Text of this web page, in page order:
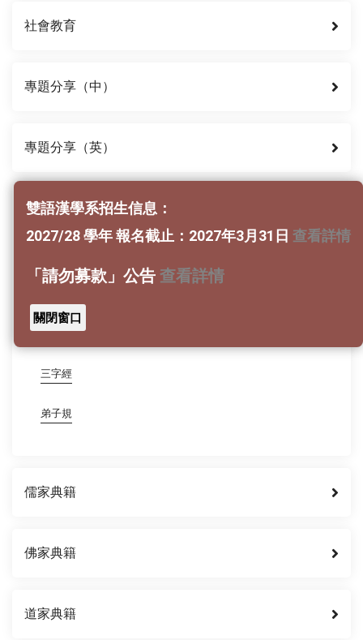
社會教育
專題分享（中）
專題分享（英）
蒙學課程
千字文
三字經
弟子規
儒家典籍
佛家典籍
道家典籍
雙語漢學系招生信息：
2027/28 學年 報名截止：2027年3月31日 查看詳情
「請勿募款」公告 查看詳情
關閉窗口